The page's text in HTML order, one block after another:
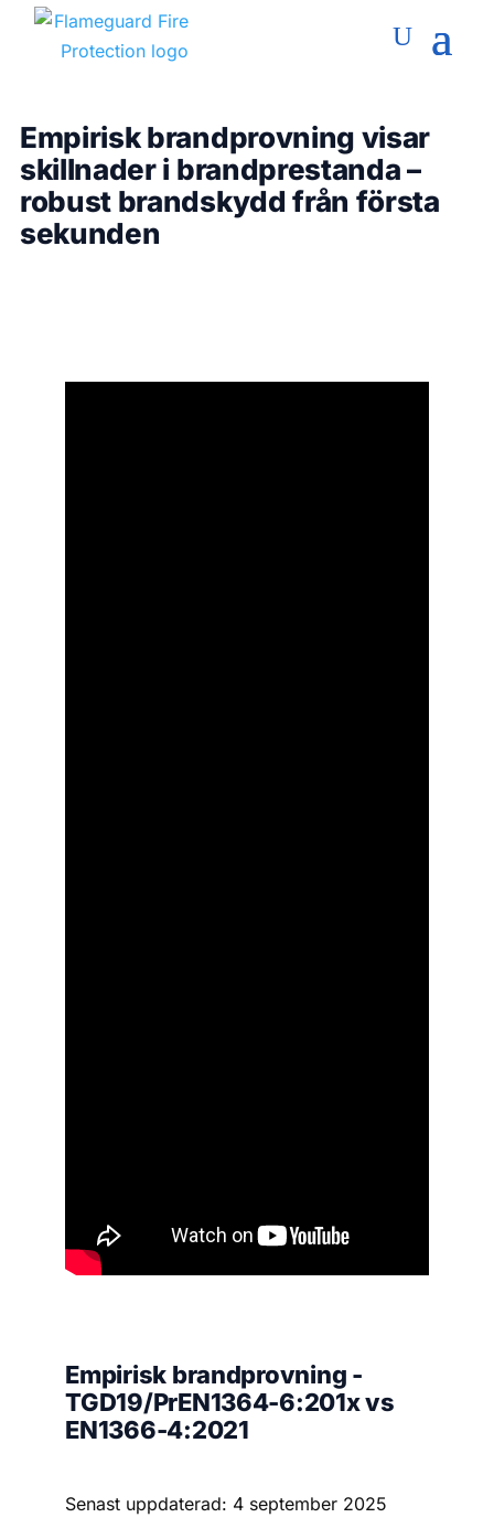
Empirisk brandprovning visar
skillnader i brandprestanda –
robust brandskydd från första
sekunden
Empirisk brandprovning -
TGD19/PrEN1364-6:201x vs
EN1366-4:2021
Senast uppdaterad: 4 september 2025